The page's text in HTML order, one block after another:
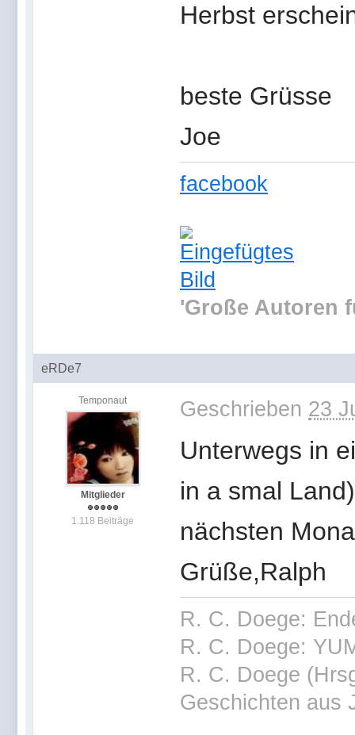
Herbst
beste Grüsse
Joe
facebook
'Große Autoren
eRDe7
Temponaut
Mitglieder
1.118 Beiträge
Geschrieben 23
Unterwegs in
in a smal
nächsten
Grüße,Ralph
R. C. Doege:
R. C. Doege:
R. C. Doege
Geschichten aus